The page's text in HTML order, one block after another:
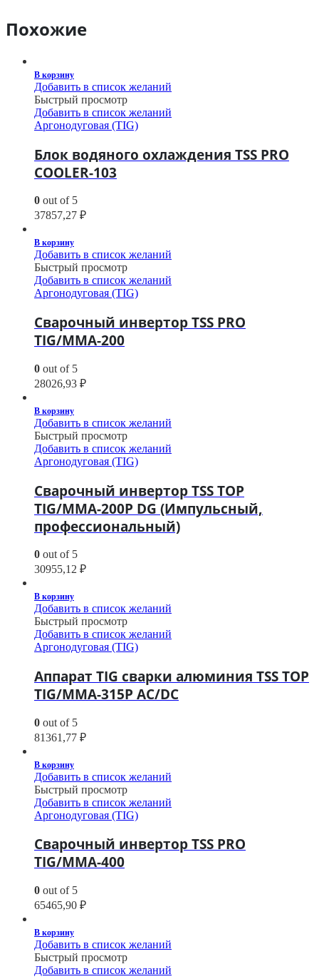
Похожие
В корзину
Добавить в список желаний
Быстрый просмотр
Добавить в список желаний
Аргонодуговая (TIG)
Блок водяного охлаждения TSS PRO
COOLER-103
0 out of 5
37857,27 ₽
В корзину
Добавить в список желаний
Быстрый просмотр
Добавить в список желаний
Аргонодуговая (TIG)
Сварочный инвертор TSS PRO
TIG/MMA-200
0 out of 5
28026,93 ₽
В корзину
Добавить в список желаний
Быстрый просмотр
Добавить в список желаний
Аргонодуговая (TIG)
Сварочный инвертор TSS TOP
TIG/MMA-200P DG (Импульсный,
профессиональный)
0 out of 5
30955,12 ₽
В корзину
Добавить в список желаний
Быстрый просмотр
Добавить в список желаний
Аргонодуговая (TIG)
Аппарат TIG сварки алюминия TSS TOP
TIG/MMA-315P AC/DC
0 out of 5
81361,77 ₽
В корзину
Добавить в список желаний
Быстрый просмотр
Добавить в список желаний
Аргонодуговая (TIG)
Сварочный инвертор TSS PRO
TIG/MMA-400
0 out of 5
65465,90 ₽
В корзину
Добавить в список желаний
Быстрый просмотр
Добавить в список желаний